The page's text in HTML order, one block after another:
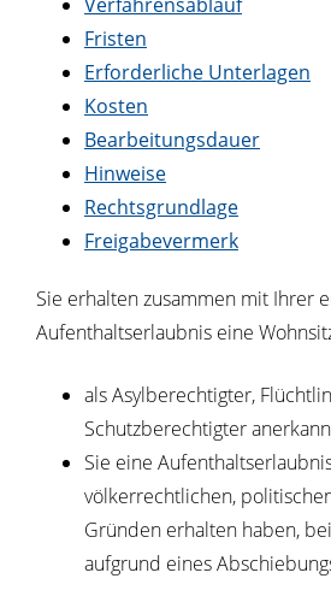
Fristen
Erforderliche Unterlagen
Kosten
Bearbeitungsdauer
Hinweise
Rechtsgrundlage
Freigabevermerk
Sie erhalten zusammen mit Ihrer
Aufenthaltserlaubnis eine
als Asylberechtigter,
Schutzberechtigter
Sie eine
völkerrechtlichen,
Gründen erhalten haben,
aufgrund eines